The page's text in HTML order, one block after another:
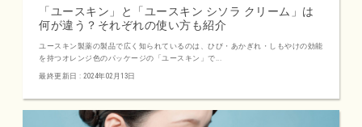
「ユースキン」と「ユースキン シソラ クリーム」は
何が違う？それぞれの使い方も紹介
ユースキン製薬の製品で広く知られているのは、ひび・あかぎれ・しもやけの効能
を持つオレンジ色のパッケージの「ユースキン」で...
最終更新日 : 2024年02月13日